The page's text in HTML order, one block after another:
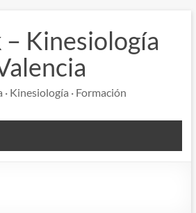
Kinesiología
· Kinesiología · Formación